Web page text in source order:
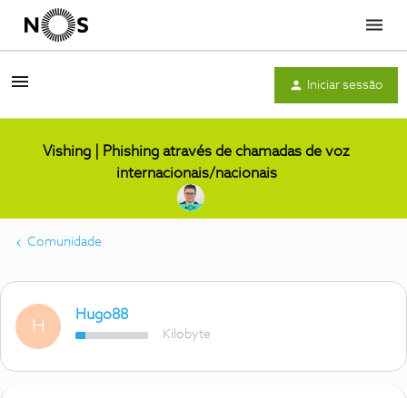
Menu
Iniciar sessão
Vishing | Phishing através de chamadas de voz
internacionais/nacionais
Comunidade
H
Hugo88
Kilobyte